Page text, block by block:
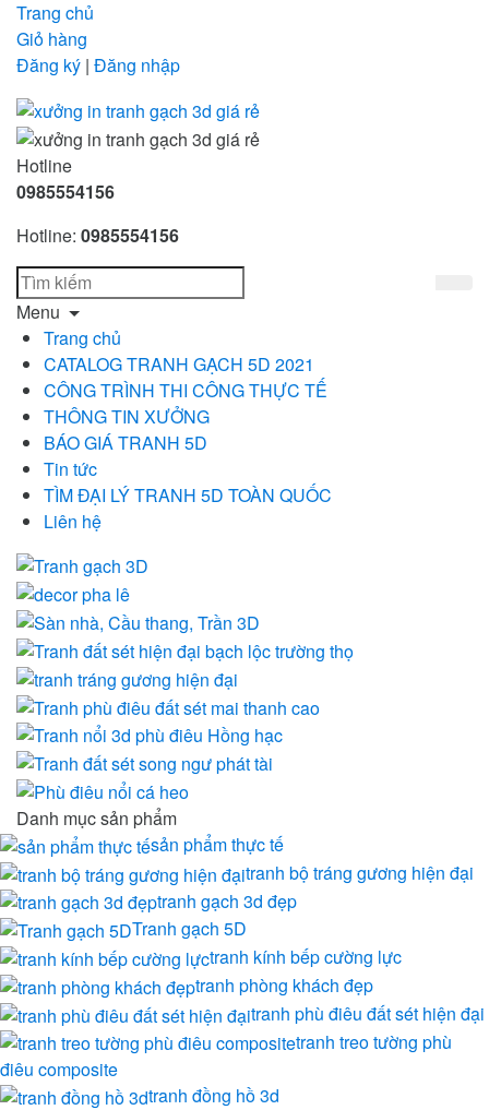
Trang chủ
Giỏ hàng
Đăng ký | Đăng nhập
Hotline
0985554156
Hotline: 0985554156
Menu
Trang chủ
CATALOG TRANH GẠCH 5D 2021
CÔNG TRÌNH THI CÔNG THỰC TẾ
THÔNG TIN XƯỞNG
BÁO GIÁ TRANH 5D
Tin tức
TÌM ĐẠI LÝ TRANH 5D TOÀN QUỐC
Liên hệ
Danh mục sản phẩm
sản phẩm thực tế
tranh bộ tráng gương hiện đại
tranh gạch 3d đẹp
Tranh gạch 5D
tranh kính bếp cường lực
tranh phòng khách đẹp
tranh phù điêu đất sét hiện đại
tranh treo tường phù
điêu composite
tranh đồng hồ 3d